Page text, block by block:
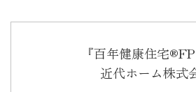
『百年健康住宅®FP
近代ホーム株式